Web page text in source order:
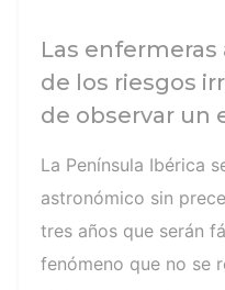
Las enfermeras
de los riesgos
de observar un
solar es el
La Península Ibérica
astronómico sin
tres años que serán
fenómeno que no se